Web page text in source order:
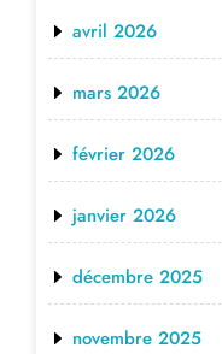
avril 2026
mars 2026
février 2026
janvier 2026
décembre 2025
novembre 2025